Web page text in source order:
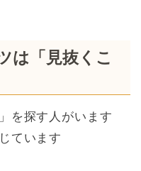
は「見抜くこ
を探す人がいます
ています